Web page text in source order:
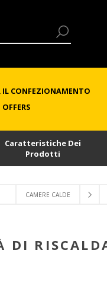
IL CONFEZIONAMENTO
OFFERS
Caratteristiche Dei
Prodotti
CAMERE CALDE
DI